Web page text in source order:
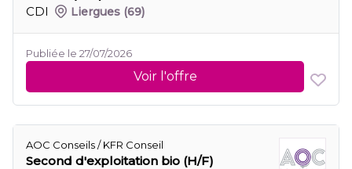
CDI
Liergues (69)
Publiée le 27/07/2026
Voir l'offre
AOC Conseils / KFR Conseil
Second d'exploitation bio (H/F)